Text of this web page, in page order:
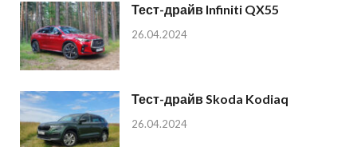
Тест-драйв Infiniti QX55
26.04.2024
Тест-драйв Skoda Kodiaq
26.04.2024